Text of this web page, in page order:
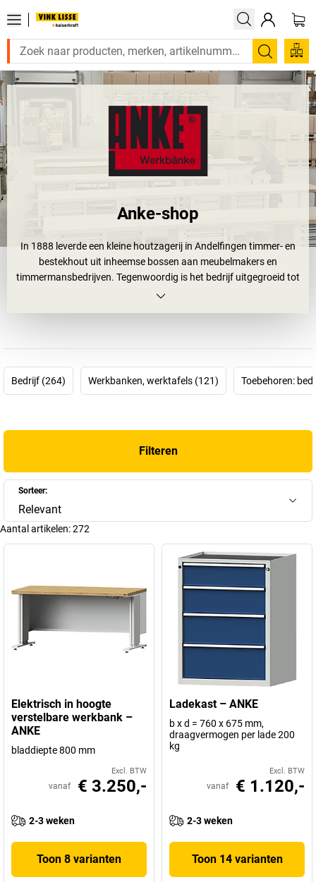
Zoeken
Anke-shop
In 1888 leverde een kleine houtzagerij in Andelfingen timmer- en
bestekhout uit inheemse bossen aan meubelmakers en
timmermansbedrijven. Tegenwoordig is het bedrijf uitgegroeid tot
een grote onderneming, die innovatieve producten van
wordt het milieu daarbij beschermd. De hoogste kwaliteit betekent
dat de houten werkbladen extreem belastbaar zijn en door een tot
uitstekend in ons assortiment en ook in uw bedrijf.
Bedrijf (264) Werkbanken, werktafels (121) Toebehoren:
Filteren
Sorteer:
Relevant
Aantal artikelen:272
Elektrisch in hoogte
verstelbare werkbank –
ANKE
bladdiepte 800 mm
Excl. BTW
vanaf € 3.250,-
2-3 weken
Toon 8 varianten
Ladekast – ANKE
b x d = 760 x 675 mm,
draagvermogen per lade 200
kg
Excl. BTW
vanaf € 1.120,-
2-3 weken
Toon 14 varianten